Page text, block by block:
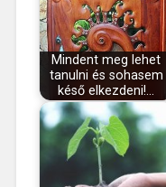
Mindent meg lehet
tanulni és sohasem
késő elkezdeni!…